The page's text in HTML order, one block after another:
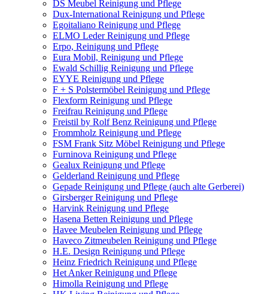
DS Meubel Reinigung und Pflege
Dux-International Reinigung und Pflege
Egoitaliano Reinigung und Pflege
ELMO Leder Reinigung und Pflege
Erpo, Reinigung und Pflege
Eura Mobil, Reinigung und Pflege
Ewald Schillig Reinigung und Pflege
EYYE Reinigung und Pflege
F + S Polstermöbel Reinigung und Pflege
Flexform Reinigung und Pflege
Freifrau Reinigung und Pflege
Freistil by Rolf Benz Reinigung und Pflege
Frommholz Reinigung und Pflege
FSM Frank Sitz Möbel Reinigung und Pflege
Furninova Reinigung und Pflege
Gealux Reinigung und Pflege
Gelderland Reinigung und Pflege
Gepade Reinigung und Pflege (auch alte Gerberei)
Girsberger Reinigung und Pflege
Harvink Reinigung und Pflege
Hasena Betten Reinigung und Pflege
Havee Meubelen Reinigung und Pflege
Haveco Zitmeubelen Reinigung und Pflege
H.E. Design Reinigung und Pflege
Heinz Friedrich Reinigung und Pflege
Het Anker Reinigung und Pflege
Himolla Reinigung und Pflege